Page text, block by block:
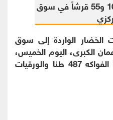
الخضار الواردة إلى سوق
عمان الكبرى، اليوم الخميس،
2371 طنا، فيما بلغت كمية الفواكه 487 طنا والورقيات